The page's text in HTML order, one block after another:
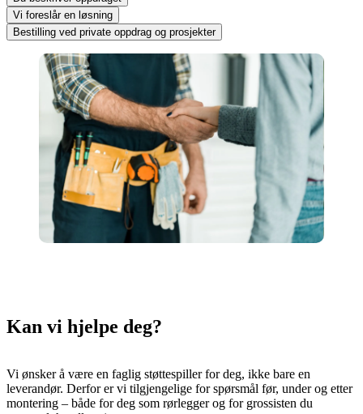
Vi foreslår en løsning
Bestilling ved private oppdrag og prosjekter
Kan vi hjelpe deg?
Vi ønsker å være en faglig støttespiller for deg, ikke bare en
leverandør. Derfor er vi tilgjengelige for spørsmål før, under og etter
montering – både for deg som rørlegger og for grossisten du